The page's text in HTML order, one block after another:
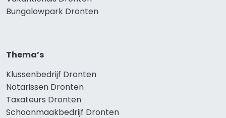
Bungalowpark Dronten
Thema’s
Klussenbedrijf Dronten
Notarissen Dronten
Taxateurs Dronten
Schoonmaakbedrijf Dronten